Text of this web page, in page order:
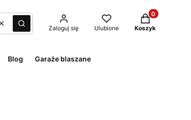
WyczyśćSzukaj Zaloguj się Ulubione
Produkty w
Koszyk
Blog Garaże blaszane